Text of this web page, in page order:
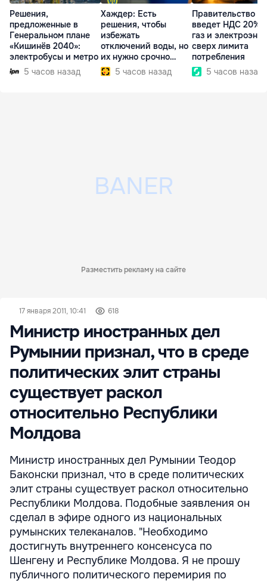
Решения,
предложенные в
Генеральном плане
«Кишинёв 2040»:
электробусы и метро
5 часов назад
Хаждер: Есть
решения, чтобы
избежать
отключений воды, но
их нужно срочно
внедрить
5 часов назад
Правительство
введет НДС 20%
газ и
сверх лимита
потребления
5 часов назад
Разместить рекламу на сайте
17 января 2011, 10:41 618
Министр иностранных дел
Румынии признал, что в среде
политических элит страны
существует раскол
относительно Республики
Молдова
Министр иностранных дел Румынии Теодор
Баконски признал, что в среде политических
элит страны существует раскол относительно
Республики Молдова. Подобные заявления он
сделал в эфире одного из национальных
румынских телеканалов. "Необходимо
достигнуть внутреннего консенсуса по
Шенгену и Республике Молдова. Я не прошу
публичного политического перемирия по